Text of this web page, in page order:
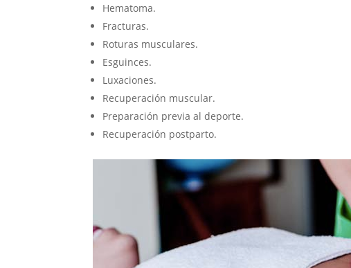
Hematoma.
Fracturas.
Roturas musculares.
Esguinces.
Luxaciones.
Recuperación muscular.
Preparación previa al deporte.
Recuperación postparto.